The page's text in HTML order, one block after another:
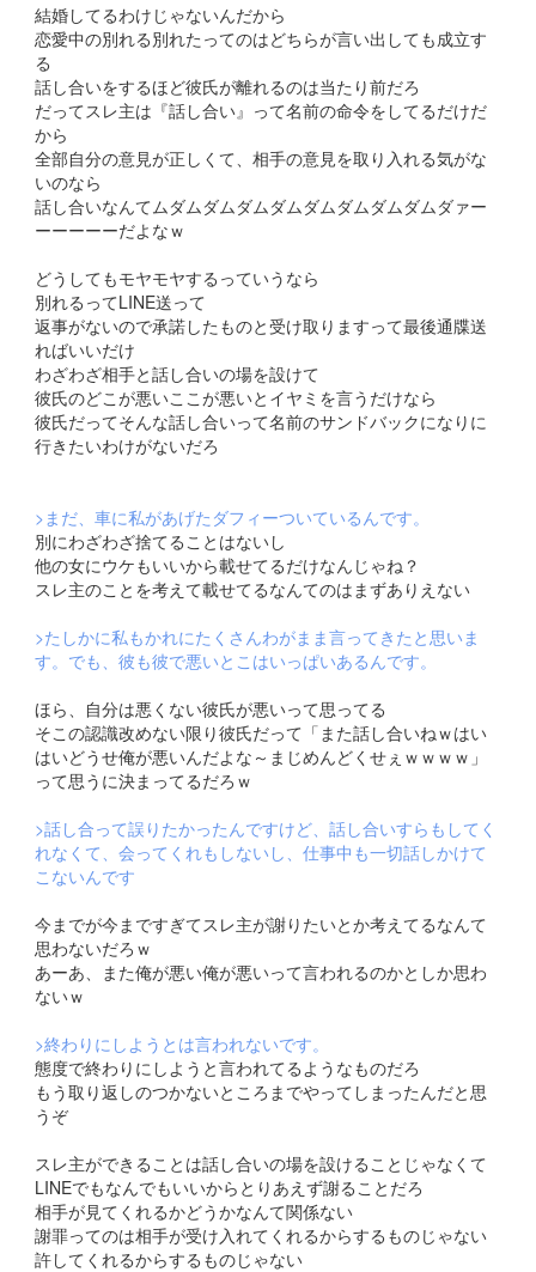
結婚してるわけじゃないんだから
恋愛中の別れる別れたってのはどちらが言い出しても成立す
る
話し合いをするほど彼氏が離れるのは当たり前だろ
だってスレ主は『話し合い』って名前の命令をしてるだけだ
から
全部自分の意見が正しくて、相手の意見を取り入れる気がな
いのなら
話し合いなんてムダムダムダムダムダムダムダムダムダァー
ーーーーーだよなｗ
どうしてもモヤモヤするっていうなら
別れるってLINE送って
返事がないので承諾したものと受け取りますって最後通牒送
ればいいだけ
わざわざ相手と話し合いの場を設けて
彼氏のどこが悪いここが悪いとイヤミを言うだけなら
彼氏だってそんな話し合いって名前のサンドバックになりに
行きたいわけがないだろ
>まだ、車に私があげたダフィーついているんです。
別にわざわざ捨てることはないし
他の女にウケもいいから載せてるだけなんじゃね？
スレ主のことを考えて載せてるなんてのはまずありえない
>たしかに私もかれにたくさんわがまま言ってきたと思いま
す。でも、彼も彼で悪いとこはいっぱいあるんです。
ほら、自分は悪くない彼氏が悪いって思ってる
そこの認識改めない限り彼氏だって「また話し合いねｗはい
はいどうせ俺が悪いんだよな～まじめんどくせぇｗｗｗｗ」
って思うに決まってるだろｗ
>話し合って誤りたかったんですけど、話し合いすらもしてく
れなくて、会ってくれもしないし、仕事中も一切話しかけて
こないんです
今までが今まですぎてスレ主が謝りたいとか考えてるなんて
思わないだろｗ
あーあ、また俺が悪い俺が悪いって言われるのかとしか思わ
ないｗ
>終わりにしようとは言われないです。
態度で終わりにしようと言われてるようなものだろ
もう取り返しのつかないところまでやってしまったんだと思
うぞ
スレ主ができることは話し合いの場を設けることじゃなくて
LINEでもなんでもいいからとりあえず謝ることだろ
相手が見てくれるかどうかなんて関係ない
謝罪ってのは相手が受け入れてくれるからするものじゃない
許してくれるからするものじゃない